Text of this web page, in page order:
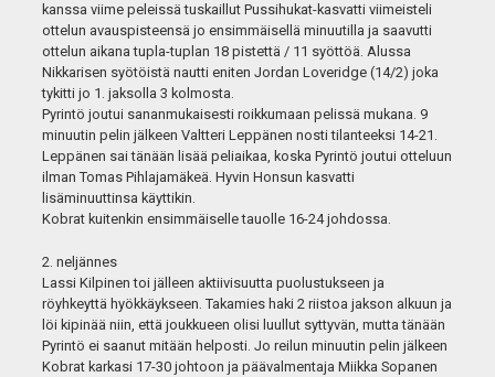
kanssa viime peleissä tuskaillut Pussihukat-kasvatti viimeisteli
ottelun avauspisteensä jo ensimmäisellä minuutilla ja saavutti
ottelun aikana tupla-tuplan 18 pistettä / 11 syöttöä. Alussa
Nikkarisen syötöistä nautti eniten Jordan Loveridge (14/2) joka
tykitti jo 1. jaksolla 3 kolmosta.
Pyrintö joutui sananmukaisesti roikkumaan pelissä mukana. 9
minuutin pelin jälkeen Valtteri Leppänen nosti tilanteeksi 14-21.
Leppänen sai tänään lisää peliaikaa, koska Pyrintö joutui otteluun
ilman Tomas Pihlajamäkeä. Hyvin Honsun kasvatti
lisäminuuttinsa käyttikin.
Kobrat kuitenkin ensimmäiselle tauolle 16-24 johdossa.
2. neljännes
Lassi Kilpinen toi jälleen aktiivisuutta puolustukseen ja
röyhkeyttä hyökkäykseen. Takamies haki 2 riistoa jakson alkuun ja
löi kipinää niin, että joukkueen olisi luullut syttyvän, mutta tänään
Pyrintö ei saanut mitään helposti. Jo reilun minuutin pelin jälkeen
Kobrat karkasi 17-30 johtoon ja päävalmentaja Miikka Sopanen